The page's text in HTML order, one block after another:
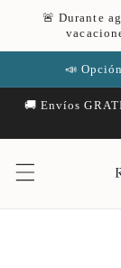
directamente
al contenido
🚨 Durante
📣
🚚 Envíos